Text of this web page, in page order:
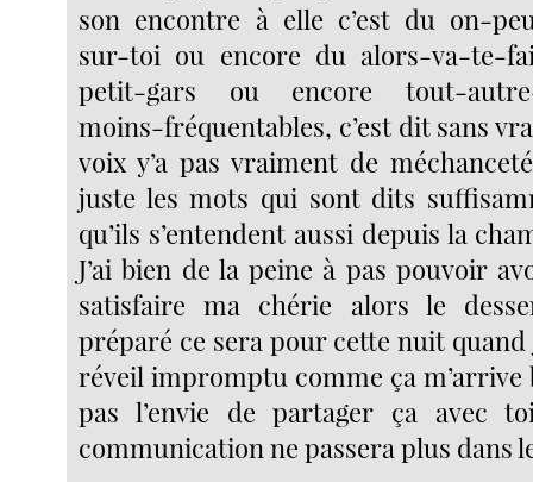
son encontre à elle c’est du on-
sur-toi ou encore du alors-va-te-
petit-gars ou encore tout-
moins-fréquentables, c’est dit sans
voix y’a pas vraiment de
juste les mots qui sont dits
qu’ils s’entendent aussi depuis la
J’ai bien de la peine à pas pouvoir
satisfaire ma chérie alors le
préparé ce sera pour cette nuit quand
réveil impromptu comme ça m’arrive
pas l’envie de partager ça avec
communication ne passera plus dans